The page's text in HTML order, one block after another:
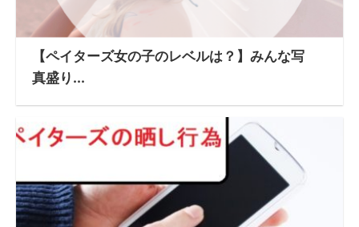
【ペイターズ女の子のレベルは？】みんな写
真盛り...